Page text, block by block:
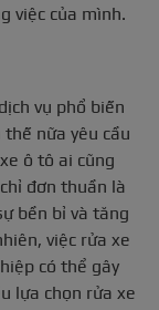
việc của mình.
vụ phổ biến
nữa yêu cầu
ô tô ai cũng
đơn thuần là
bền bỉ và tăng
việc rửa xe
có thể gây
lựa chọn rửa xe